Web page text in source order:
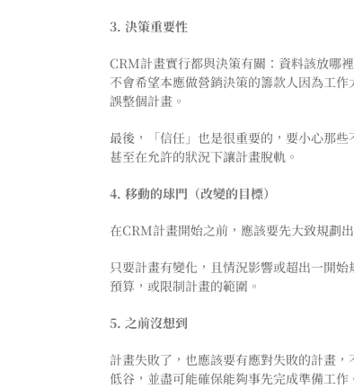
3. 決策重要性
CRM計畫實行都與決策有關：資料該放哪
不會希望本應做營銷決策的籌款人因為工
誤整個計畫。
最後，「信任」也是很重要的，要小心那
甚至在允許的狀況下讓計畫脫軌。
4. 移動的球門（改變的目標）
在CRM計畫開始之前，應該要先大致規劃
只要計畫有變化，且情況影響或超出一開
預算，或限制計畫的範圍。
5. 之前沒想到
計畫失敗了，也應該要有應對失敗的計畫
低谷，並盡可能確保能夠事先完成準備工作